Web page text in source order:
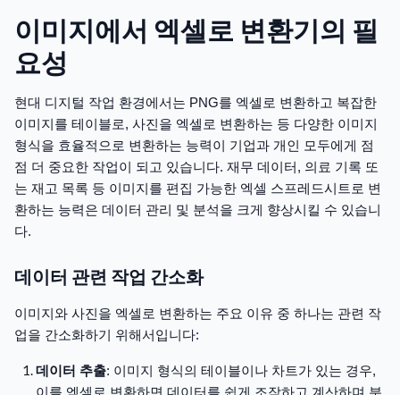
이미지에서 엑셀로 변환기의 필
요성
현대 디지털 작업 환경에서는 PNG를 엑셀로 변환하고 복잡한
이미지를 테이블로, 사진을 엑셀로 변환하는 등 다양한 이미지
형식을 효율적으로 변환하는 능력이 기업과 개인 모두에게 점
점 더 중요한 작업이 되고 있습니다. 재무 데이터, 의료 기록 또
는 재고 목록 등 이미지를 편집 가능한 엑셀 스프레드시트로 변
환하는 능력은 데이터 관리 및 분석을 크게 향상시킬 수 있습니
다.
데이터 관련 작업 간소화
이미지와 사진을 엑셀로 변환하는 주요 이유 중 하나는 관련 작
업을 간소화하기 위해서입니다:
데이터 추출: 이미지 형식의 테이블이나 차트가 있는 경우,
이를 엑셀로 변환하면 데이터를 쉽게 조작하고 계산하며 분